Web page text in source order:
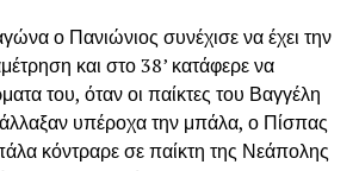
ο Πανιώνιος συνέχισε να έχει την
και στο 38’ κατάφερε να
του, όταν οι παίκτες του Βαγγέλη
υπέροχα την μπάλα, ο Πίσπας
κόντραρε σε παίκτη της Νεάπολης